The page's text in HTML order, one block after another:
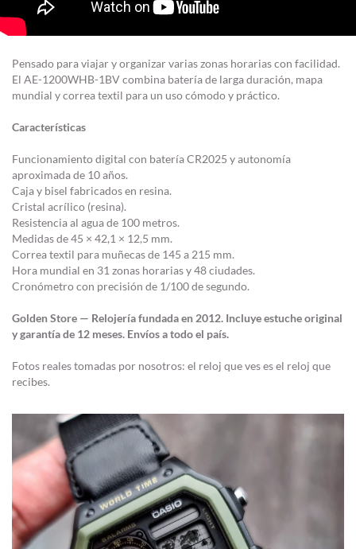
Pensado para viajar y organizar varias zonas horarias con facilidad.
El AE-1200WHB-1BV combina batería de larga duración, mapa
mundial y correa textil para un uso cómodo y práctico.
Características
Funcionamiento digital con batería CR2025 y autonomía
aproximada de 10 años.
Caja y bisel fabricados en resina.
Cristal acrílico (resina).
Resistencia al agua de 100 metros.
Medidas de 45 × 42,1 × 12,5 mm.
Correa textil para muñecas de 145 a 215 mm.
Hora mundial en 31 zonas horarias y 48 ciudades.
Cronómetro con precisión de 1/100 de segundo.
Golden Store — Relojería fundada en 2012. Incluye estuche original
y garantía de 12 meses. Envíos a todo el país.
Fotos reales tomadas por nosotros: el reloj que ves es el reloj que
recibes.